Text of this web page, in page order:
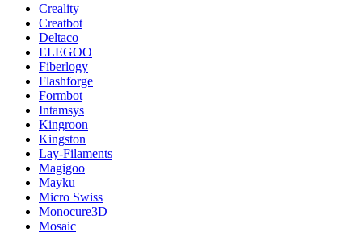
Creality
Creatbot
Deltaco
ELEGOO
Fiberlogy
Flashforge
Formbot
Intamsys
Kingroon
Kingston
Lay-Filaments
Magigoo
Mayku
Micro Swiss
Monocure3D
Mosaic